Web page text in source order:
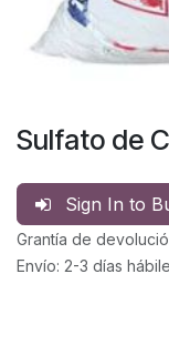
Sulfato de
Sign In to
Grantía de
Envío: 2-3 días